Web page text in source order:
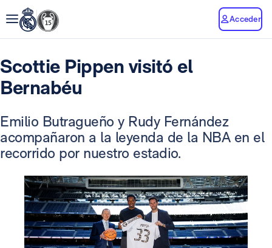
Acceder
Scottie Pippen visitó el
Bernabéu
Emilio Butragueño y Rudy Fernández
acompañaron a la leyenda de la NBA en el
recorrido por nuestro estadio.